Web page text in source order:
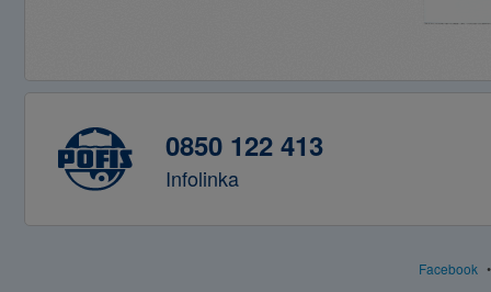
0850 122 413
Infolinka
Facebook